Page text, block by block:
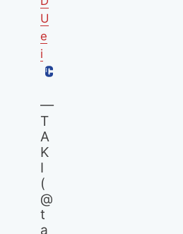
U
e
i
—
T
A
K
I
(
@
t
a